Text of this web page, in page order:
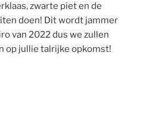
zwarte piet en de
doen! Dit wordt jammer
van 2022 dus we zullen
op jullie talrijke opkomst!